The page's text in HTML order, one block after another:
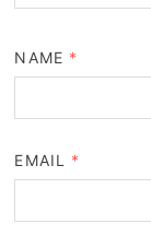
NAME *
EMAIL *